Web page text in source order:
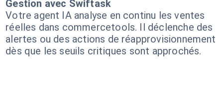
Gestion avec Swiftask
Votre agent IA analyse en continu les ventes
réelles dans commercetools. Il déclenche des
alertes ou des actions de réapprovisionnement
dès que les seuils critiques sont approchés.